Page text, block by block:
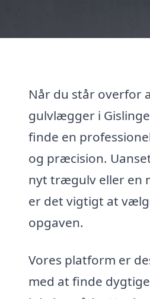
Når du står overfor
gulvlægger i
finde en
og præcision.
nyt trægulv eller en
er det vigtigt at
opgaven.
Vores platform er
med at finde